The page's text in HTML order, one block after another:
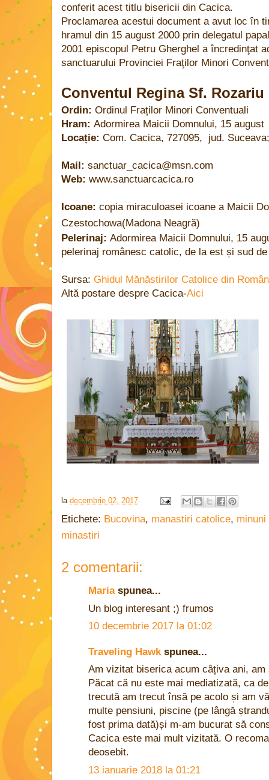
conferit acest titlu bisericii din Cacica.
Proclamarea acestui document a avut loc în
hramul din 15 august 2000 prin delegatul
2001 episcopul Petru Gherghel a încredinţat
sanctuarului Provinciei Fraţilor Minori
Conventul ReginaSf. Rozariu
Ordin: Ordinul Fraților Minori Conventuali
Hram: Adormirea Maicii Domnului, 15 august
Locație: Com. Cacica, 727095, jud. Suceava;
Mail: sanctuar_cacica@msn.com
Web: www.sanctuarcacica.ro
Icoane: copia miraculoasei icoane a Maicii
Czestochowa(Madona Neagră)
Pelerinaj: Adormirea Maicii Domnului, 15
pelerinaj românesc catolic, de la est și sud
Sursa: Ghidul Mănăstirilor Catolice din
Altă postare despre Cacica-Aici
la decembrie 02, 2017
Etichete: Bucovina, manastiri catolice, minuni
minastiri
2 comentarii:
Mariaspunea...
Un blog interesant ;) frumos
10 decembrie 2017 la 01:02
Traveling Hawk spunea...
Am vizitat biserica acum câțiva ani,
Păcat că nu este mai mediatizată, ca
trecută am trecut însă pe acolo și am
multe pensiuni, piscine (pe lângă
fost prima dată)și m-am bucurat să
Cacica este mai mult vizitată. O
deosebit.
13 ianuarie 2018 la 01:21